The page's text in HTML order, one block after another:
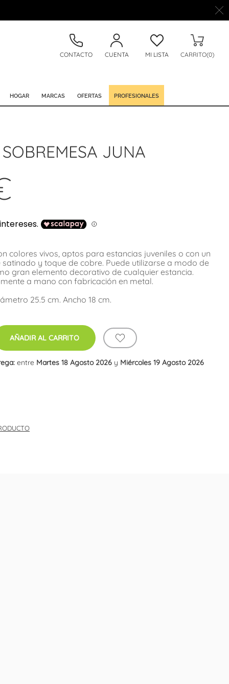
CONTACTO CUENTA MI LISTA CARRITO(0)
HOGAR MARCAS OFERTAS PROFESIONALES
JUNA
colores vivos, aptos para estancias juveniles o con un
y toque de cobre. Puede utilizarse a modo de
gran elemento decorativo de cualquier estancia.
a mano con fabricación en metal.
25.5 cm. Ancho 18 cm.
AÑADIR AL CARRITO
entre Martes 18 Agosto 2026 y Miércoles 19 Agosto 2026